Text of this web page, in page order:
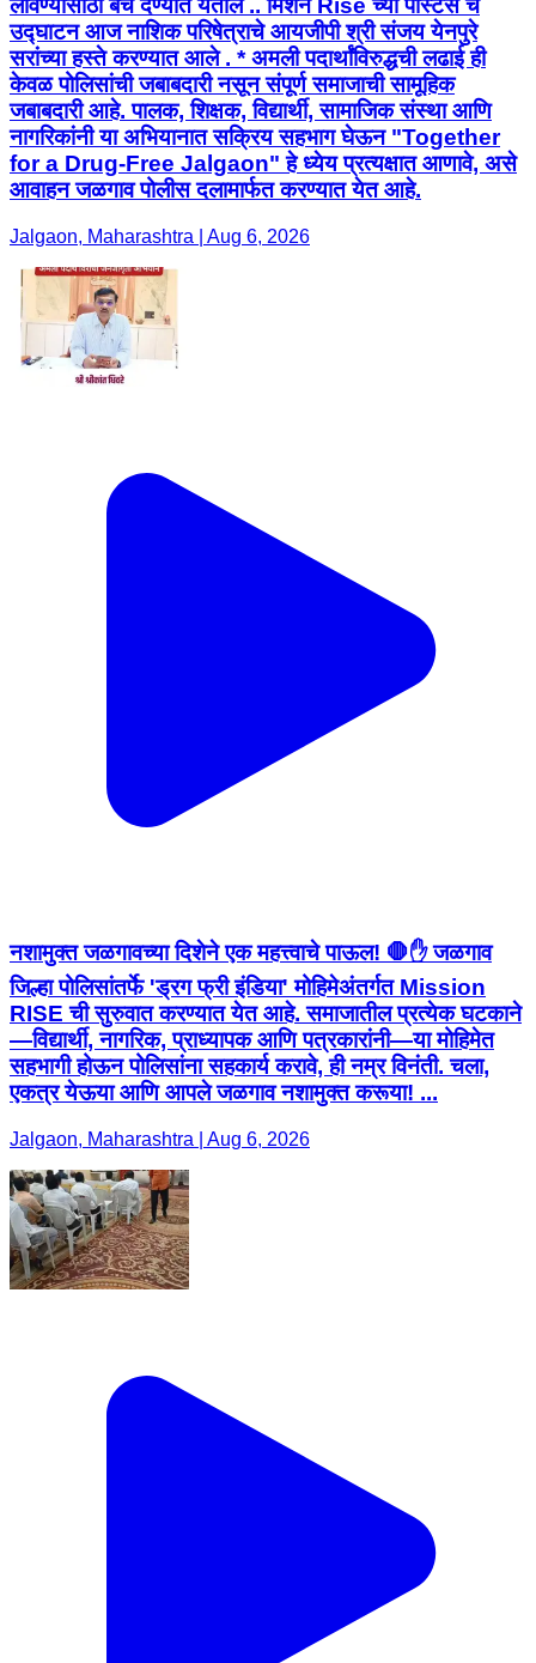
लावण्यासाठी बॅच देण्यात येतील .. मिशन Rise च्या पोस्टर्स चे
उद्घाटन आज नाशिक परिषेत्राचे आयजीपी श्री संजय येनपुरे
सरांच्या हस्ते करण्यात आले . * अमली पदार्थांविरुद्धची लढाई ही
केवळ पोलिसांची जबाबदारी नसून संपूर्ण समाजाची सामूहिक
जबाबदारी आहे. पालक, शिक्षक, विद्यार्थी, सामाजिक संस्था आणि
नागरिकांनी या अभियानात सक्रिय सहभाग घेऊन "Together
for a Drug-Free Jalgaon" हे ध्येय प्रत्यक्षात आणावे, असे
आवाहन जळगाव पोलीस दलामार्फत करण्यात येत आहे.
Jalgaon, Maharashtra | Aug 6, 2026
नशामुक्त जळगावच्या दिशेने एक महत्त्वाचे पाऊल! 🛑✋ जळगाव
जिल्हा पोलिसांतर्फे 'ड्रग फ्री इंडिया' मोहिमेअंतर्गत Mission
RISE ची सुरुवात करण्यात येत आहे. समाजातील प्रत्येक घटकाने
—विद्यार्थी, नागरिक, प्राध्यापक आणि पत्रकारांनी—या मोहिमेत
सहभागी होऊन पोलिसांना सहकार्य करावे, ही नम्र विनंती. चला,
एकत्र येऊया आणि आपले जळगाव नशामुक्त करूया! ...
Jalgaon, Maharashtra | Aug 6, 2026